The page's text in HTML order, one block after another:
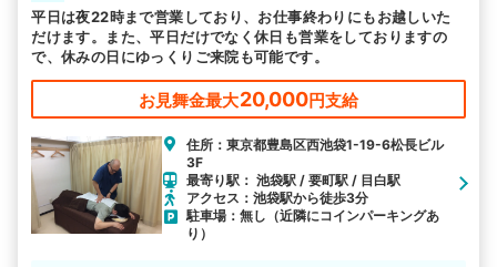
平日は夜22時まで営業しており、お仕事終わりにもお越しいた
だけます。また、平日だけでなく休日も営業をしておりますの
で、休みの日にゆっくりご来院も可能です。
お見舞金最大20,000円支給
住所：東京都豊島区西池袋1-19-6松長ビル
3F
最寄り駅： 池袋駅 / 要町駅 / 目白駅
アクセス：池袋駅から徒歩3分
駐車場：無し（近隣にコインパーキングあ
り）